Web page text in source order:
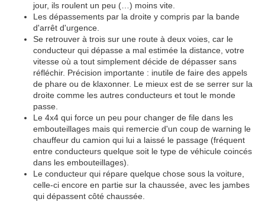
jour, ils roulent un peu (…) moins vite.
Les dépassements par la droite y compris par la bande
d'arrêt d'urgence.
Se retrouver à trois sur une route à deux voies, car le
conducteur qui dépasse a mal estimée la distance, votre
vitesse où a tout simplement décide de dépasser sans
réfléchir. Précision importante : inutile de faire des appels
de phare ou de klaxonner. Le mieux est de se serrer sur la
droite comme les autres conducteurs et tout le monde
passe.
Le 4x4 qui force un peu pour changer de file dans les
embouteillages mais qui remercie d'un coup de warning le
chauffeur du camion qui lui a laissé le passage (fréquent
entre conducteurs quelque soit le type de véhicule coincés
dans les embouteillages).
Le conducteur qui répare quelque chose sous la voiture,
celle-ci encore en partie sur la chaussée, avec les jambes
qui dépassent côté chaussée.